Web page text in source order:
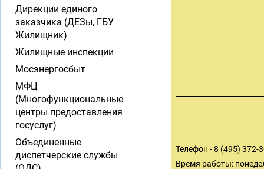
Телефон - 8 (495) 372-
Время работы:
Дирекции единого
заказчика (ДЕЗы, ГБУ
Жилищник)
Жилищные инспекции
Мосэнергосбыт
МФЦ
(Многофункциональные
центры предоставления
госуслуг)
Объединенные
диспетчерские службы